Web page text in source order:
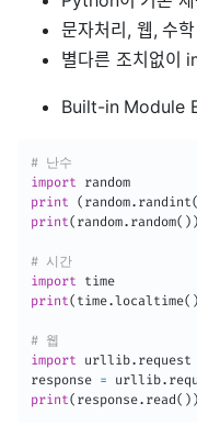
문자처리, 웹, 수
별다른 조치없이
Built-in Module
# 난수
import
print
( random. randint(
print( random. random( ) )
# 시간
import
print( time.localtime( )
# 웹
import urllib. request
response = urllib.
print( response. read ( ) )